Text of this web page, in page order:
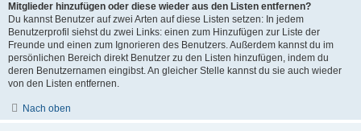
Mitglieder hinzufügen oder diese wieder aus den Listen entfernen?
Du kannst Benutzer auf zwei Arten auf diese Listen setzen: In jedem
Benutzerprofil siehst du zwei Links: einen zum Hinzufügen zur Liste der
Freunde und einen zum Ignorieren des Benutzers. Außerdem kannst du im
persönlichen Bereich direkt Benutzer zu den Listen hinzufügen, indem du
deren Benutzernamen eingibst. An gleicher Stelle kannst du sie auch wieder
von den Listen entfernen.
Nach oben